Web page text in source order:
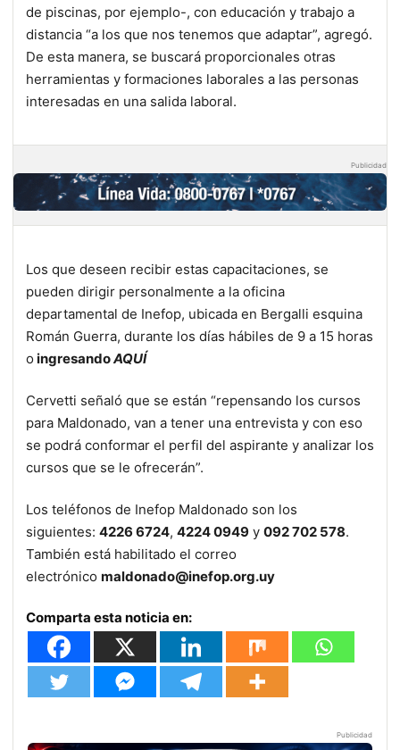
de piscinas, por ejemplo-, con educación y trabajo a
distancia “a los que nos tenemos que adaptar”, agregó.
De esta manera, se buscará proporcionales otras
herramientas y formaciones laborales a las personas
interesadas en una salida laboral.
Publicidad
Los que deseen recibir estas capacitaciones, se
pueden dirigir personalmente a la oficina
departamental de Inefop, ubicada en Bergalli esquina
Román Guerra, durante los días hábiles de 9 a 15 horas
o ingresandoAQUÍ
Cervetti señaló que se están “repensando los cursos
para Maldonado, van a tener una entrevista y con eso
se podrá conformar el perfil del aspirante y analizar los
cursos que se le ofrecerán”.
Los teléfonos de Inefop Maldonado son los
siguientes: 4226 6724, 4224 0949 y 092 702 578.
También está habilitado el correo
electrónico maldonado@inefop.org.uy
Comparta esta noticia en:
Publicidad